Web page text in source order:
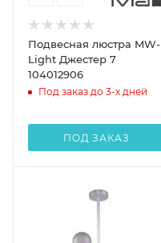
Подвесная люстра MW-
Light Джестер 7
104012906
Под заказ до 3-х дней
ПОД ЗАКАЗ